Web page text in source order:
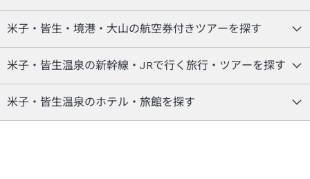
米子・皆生・境港・大山の航空券付きツアーを探す
米子・皆生温泉の新幹線・JRで行く旅行・ツアーを探す
米子・皆生温泉のホテル・旅館を探す